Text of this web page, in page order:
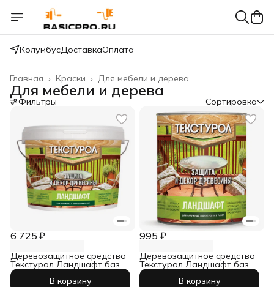
КолумбусДоставкаОплата
Для мебели и дерева
Краски ›
Главная ›
Для мебели и дерева
Фильтры Сортировка
6 725 ₽
Деревозащитное средство
Текстурол Ландшафт база
С 9 л
В корзину
995 ₽
Деревозащитное средство
Текстурол Ландшафт база
С 0,9 л
В корзину